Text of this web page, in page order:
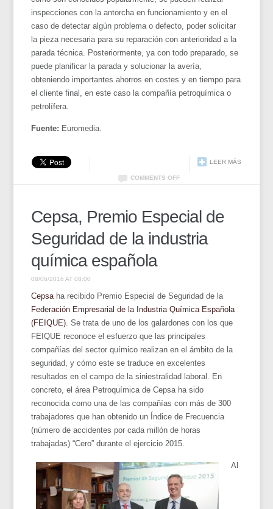
inspecciones con la antorcha en funcionamiento y en el
caso de detectar algún problema o defecto, poder solicitar
la pieza necesaria para su reparación con anterioridad a la
parada técnica. Posteriormente, ya con todo preparado, se
puede planificar la parada y solucionar la avería,
obteniendo importantes ahorros en costes y en tiempo para
el cliente final, en este caso la compañía petroquímica o
petrolífera.
Fuente: Euromedia.
LEER MÁS
COMMENTS OFF
Cepsa, Premio Especial de
Seguridad de la industria
química española
08/06/2016 AT 08:00
Cepsa ha recibido Premio Especial de Seguridad de la
Federación Empresarial de la Industria Química Española
(FEIQUE) . Se trata de uno de los galardones con los que
FEIQUE reconoce el esfuerzo que las principales
compañías del sector químico realizan en el ámbito de la
seguridad, y cómo este se traduce en excelentes
resultados en el campo de la siniestralidad laboral. En
concreto, el área Petroquímica de Cepsa ha sido
reconocida como una de las compañías con más de 300
trabajadores que han obtenido un Índice de Frecuencia
(número de accidentes por cada millón de horas
trabajadas) “Cero” durante el ejercicio 2015.
Al